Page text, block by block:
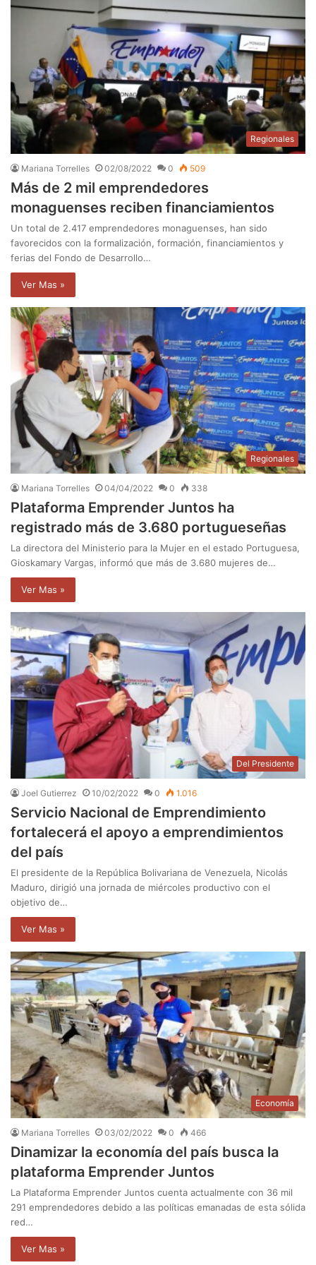
Regionales
Mariana Torrelles 02/08/2022 0 509
Más de 2 mil emprendedores
monaguenses reciben financiamientos
Un total de 2.417 emprendedores monaguenses, han sido
favorecidos con la formalización, formación, financiamientos y
ferias del Fondo de Desarrollo…
Ver Mas »
Regionales
Mariana Torrelles 04/04/2022 0 338
Plataforma Emprender Juntos ha
registrado más de 3.680 portugueseñas
La directora del Ministerio para la Mujer en el estado Portuguesa,
Gioskamary Vargas, informó que más de 3.680 mujeres de…
Ver Mas »
Del Presidente
Joel Gutierrez 10/02/2022 0 1.016
Servicio Nacional de Emprendimiento
fortalecerá el apoyo a emprendimientos
del país
El presidente de la República Bolivariana de Venezuela, Nicolás
Maduro, dirigió una jornada de miércoles productivo con el
objetivo de…
Ver Mas »
Economía
Mariana Torrelles 03/02/2022 0 466
Dinamizar la economía del país busca la
plataforma Emprender Juntos
La Plataforma Emprender Juntos cuenta actualmente con 36 mil
291 emprendedores debido a las políticas emanadas de esta sólida
red…
Ver Mas »